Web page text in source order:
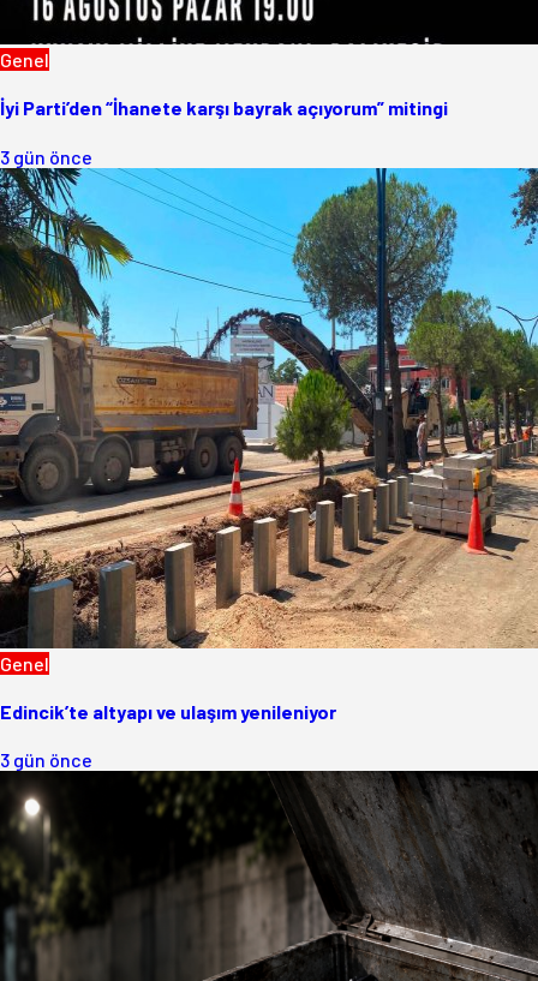
Genel
İyi Parti’den “İhanete karşı bayrak açıyorum” mitingi
3 gün önce
Genel
Edincik’te altyapı ve ulaşım yenileniyor
3 gün önce